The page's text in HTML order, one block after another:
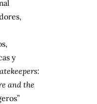
y
and the